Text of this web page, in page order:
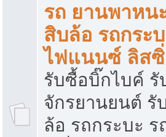
รถ ยานพาหน
สิบล้อ รถกระ
ไฟแนนซ์ ลิส
รับซื้อบิ๊กไบค์
จักรยานยนต์ รั
ล้อ รถกระบะ